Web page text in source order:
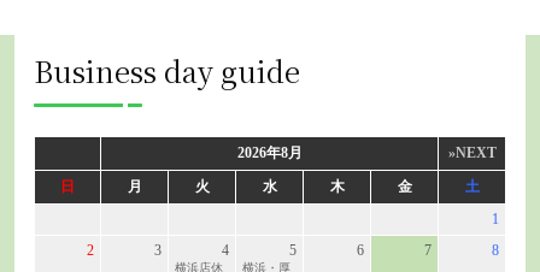
Business day guide